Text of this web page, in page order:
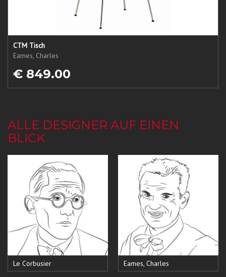
CTM Tisch
Eames, Charles
€ 849.00
ALLE DESIGNER AUF EINEN
BLICK
Le Corbusier Eames, Charles